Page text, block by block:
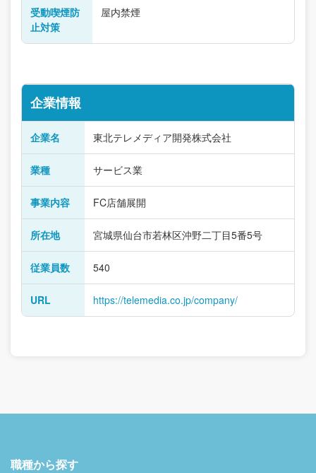
受動喫煙防
止対策
屋内禁煙
企業情報
企業名 東北テレメディア開発株式会社
業種 サービス業
事業内容 FC店舗展開
所在地 宮城県仙台市若林区沖野二丁目5番5号
従業員数 540
URL https://telemedia.co.jp/company/
職種から探す